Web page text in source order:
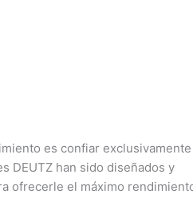
es confiar exclusivamente
DEUTZ han sido diseñados y
ofrecerle el máximo